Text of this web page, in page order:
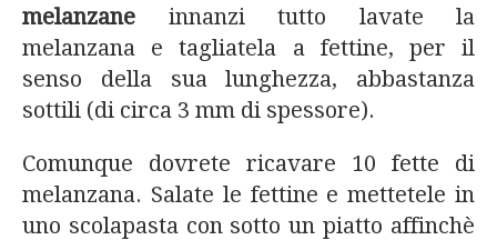
melanzane innanzi tutto lavate la
melanzana e tagliatela a fettine, per il
senso della sua lunghezza, abbastanza
sottili (di circa 3 mm di spessore).
Comunque dovrete ricavare 10 fette di
melanzana. Salate le fettine e mettetele in
uno scolapasta con sotto un piatto affinchè